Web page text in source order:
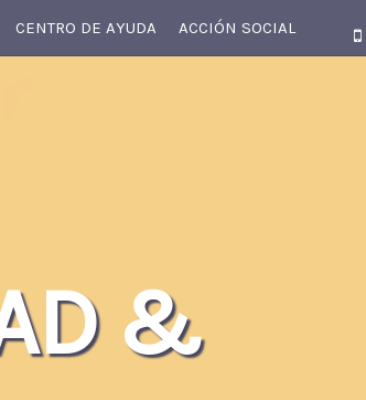
CENTRO DE AYUDA ACCIÓN SOCIAL
&